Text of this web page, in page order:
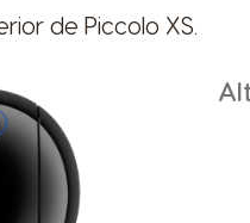
de Piccolo XS.